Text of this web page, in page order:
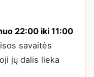
22:00 iki 11:00
savaitės
jų dalis lieka